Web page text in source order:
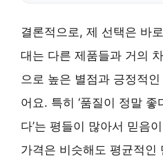
결론적으로, 제 선택은 바
대는 다른 제품들과 거의
으로 높은 별점과 긍정적
어요. 특히 ‘품질이 정말 좋
다’는 평들이 많아서 믿음
가격은 비슷해도 평균적인